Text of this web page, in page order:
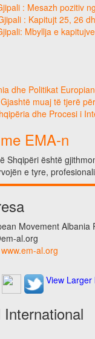
: Mesazh pozitiv
: Kapitujt 25, 26
Mbyllja e
dhe Politikat
muaj të tjerë
dhe Procesi i
EMA-n
Shqipëri është
e tyre,
Movement Albania
al.org
www.em-al.org
View Larger
International